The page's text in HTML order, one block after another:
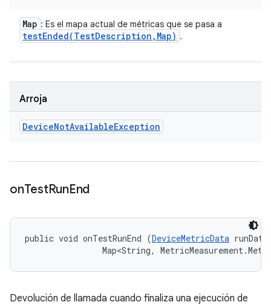
Map : Es el mapa actual de métricas que se pasa a
testEnded(TestDescription , Map) .
Arroja
DeviceNotAvailableException
onTestRunEnd
public void onTestRunEnd (DeviceMetricData
Map<String,
Devolución de llamada cuando finaliza una ejecución de